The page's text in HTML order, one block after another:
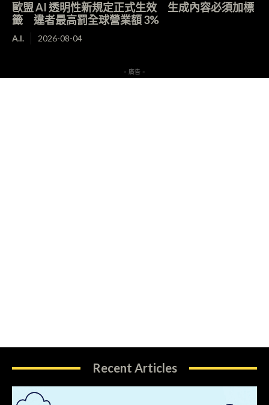
歐盟 AI 透明性新規定正式生效 生成內容必須加標
籤 違者最高罰全球營業額 3%
A.I. 2026-08-04
- 廣告 -
Recent Articles